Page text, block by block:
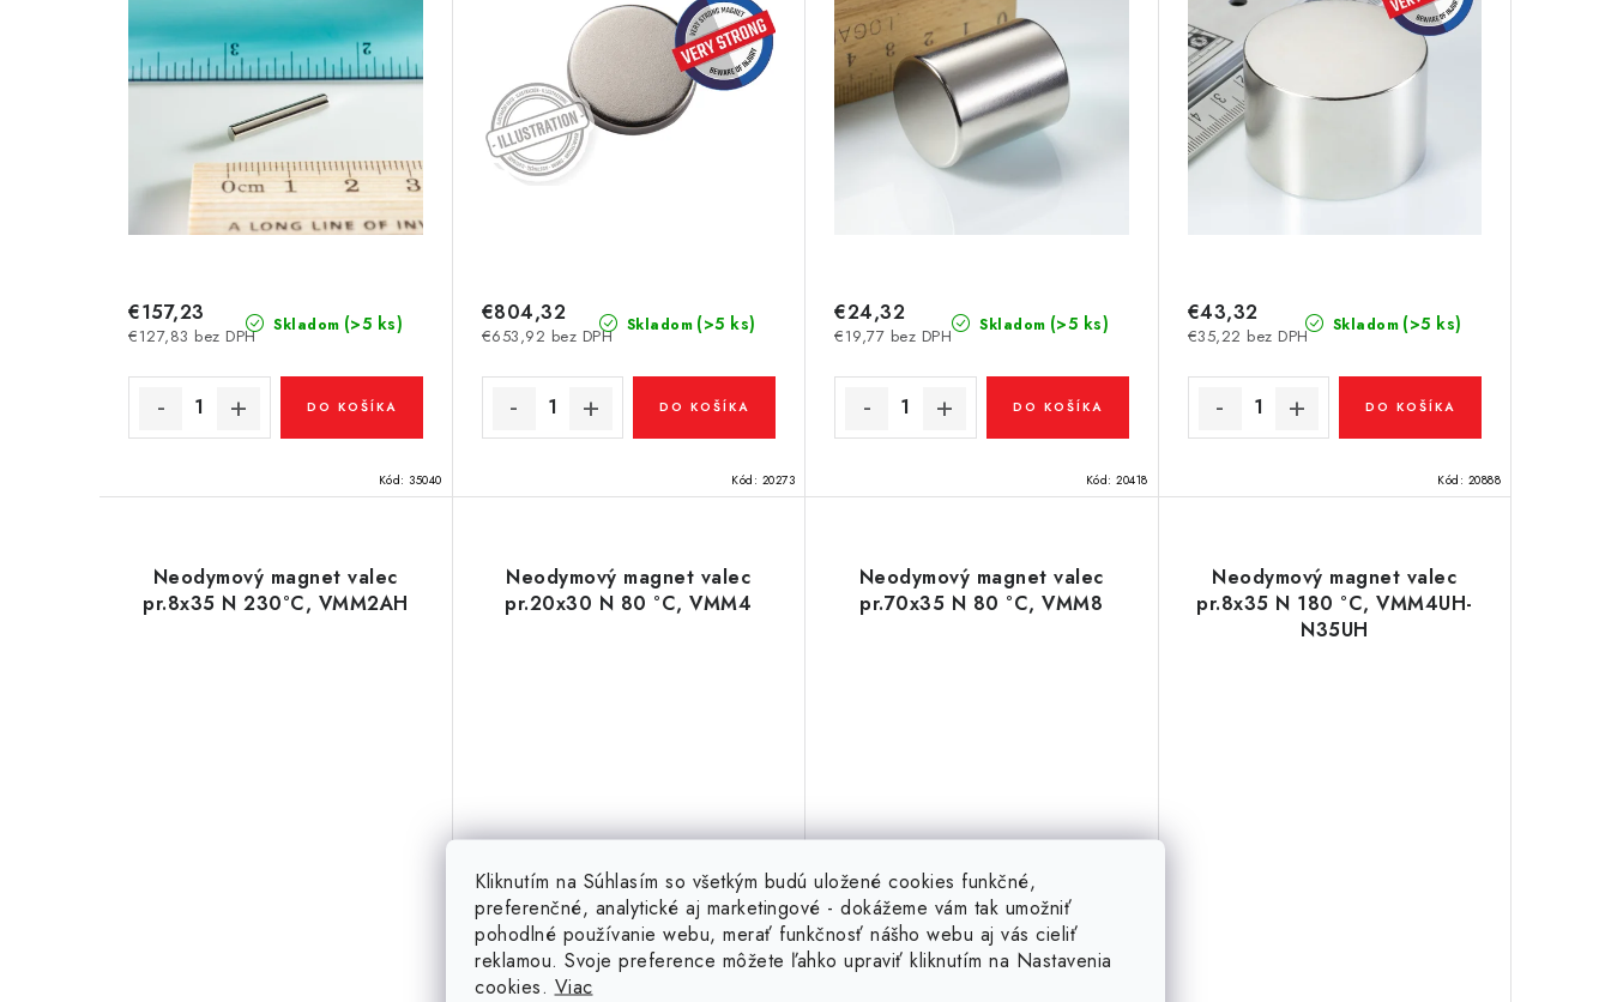
Kliknutím na Súhlasím so všetkým budú uložené cookies funkčné,
preferenčné, analytické aj marketingové - dokážeme vám tak umožniť
pohodlné používanie webu, merať funkčnosť nášho webu aj vás cieliť
reklamou. Svoje preference môžete ľahko upraviť kliknutím na Nastavenia
cookies. Viac
Skladom (>5 ks)
€127,83 bez DPH
€157,23
DO KOŠÍKA
Kód: 35040
Skladom (>5 ks)
€653,92 bez DPH
€804,32
DO KOŠÍKA
Kód: 20273
Skladom (>5 ks)
€19,77 bez DPH
€24,32
DO KOŠÍKA
Kód: 20418
Skladom (>5 ks)
€35,22 bez DPH
€43,32
DO KOŠÍKA
Kód: 20888
Neodymový magnet valec
pr.8x35 N 230°C, VMM2AH
Neodymový magnet valec
pr.20x30 N 80 °C, VMM4
Neodymový magnet valec
pr.70x35 N 80 °C, VMM8
Neodymový magnet valec
pr.8x35 N 180 °C, VMM4UH-
N35UH